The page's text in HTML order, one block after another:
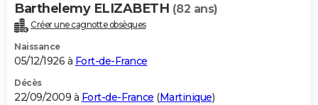
Barthelemy ELIZABETH (82 ans)
Créer une cagnotte obsèques
Naissance
05/12/1926 à Fort-de-France
Décès
22/09/2009 à Fort-de-France (Martinique)